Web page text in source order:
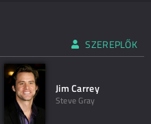
SZEREPLŐK
Jim Carrey
Steve Gray